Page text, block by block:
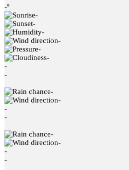
-º
-
-
-
-
-
-
-
-
-
-
-
-
-
-
-
-